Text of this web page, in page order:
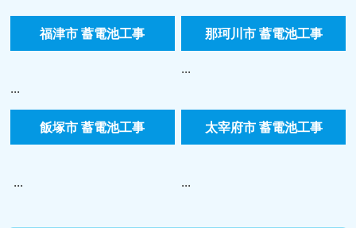
福津市 蓄電池工事
...
那珂川市 蓄電池工事
...
飯塚市 蓄電池工事
...
太宰府市 蓄電池工事
...